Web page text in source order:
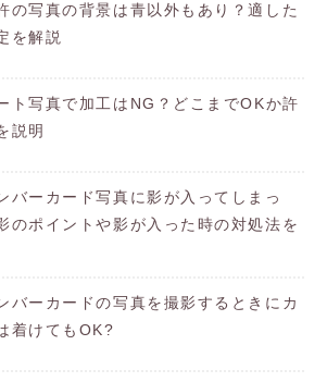
の写真の背景は青以外もあり？適した
を解説
ト写真で加工はNG？どこまでOKか許
説明
バーカード写真に影が入ってしまっ
のポイントや影が入った時の対処法を
バーカードの写真を撮影するときにカ
着けてもOK?